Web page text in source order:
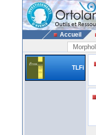
Accueil
TLFi